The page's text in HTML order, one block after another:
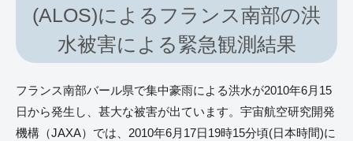
(ALOS)によるフランス南部の洪
水被害による緊急観測結果
フランス南部バール県で集中豪雨による洪水が2010年6月15
日から発生し、甚大な被害が出ています。宇宙航空研究開発
機構（JAXA）では、2010年6月17日19時15分頃(日本時間)に